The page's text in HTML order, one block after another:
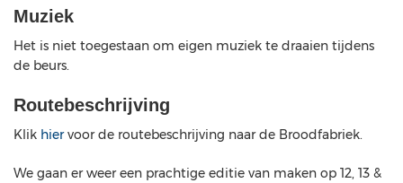
Muziek
Het is niet toegestaan om eigen muziek te draaien tijdens
de beurs.
Routebeschrijving
Klik hiervoor de routebeschrijving naar de Broodfabriek.
We gaan er weer een prachtige editie van maken op 12, 13 &